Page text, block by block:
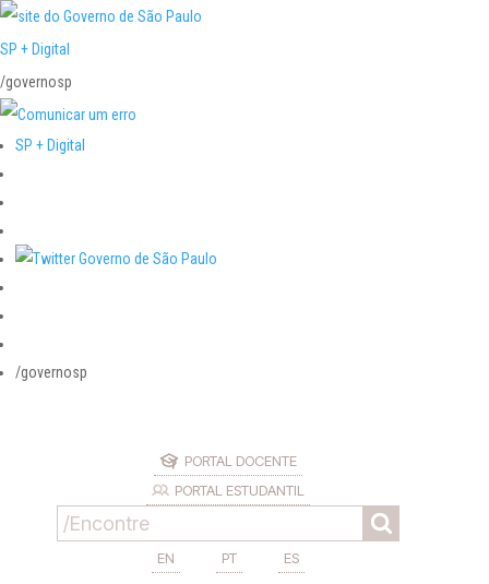
SP + Digital
/governosp
SP + Digital
/governosp
PORTAL DOCENTE
PORTAL ESTUDANTIL
EN PT ES